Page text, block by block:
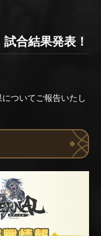
合結果発表！
ついてご報告いたし